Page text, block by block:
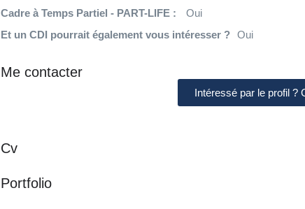
Cadre à Temps Partiel - PART-LIFE :
Oui
Et un CDI pourrait également vous intéresser ? Oui
Me contacter
Intéressé par le profil ?
Cv
Portfolio